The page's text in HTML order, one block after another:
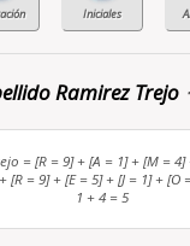
Ramirez Trejo
= [R = 9] + [A = 1] + [M = 4]
[R = 9] + [E = 5] + [J = 1] + [O
1 + 4 = 5